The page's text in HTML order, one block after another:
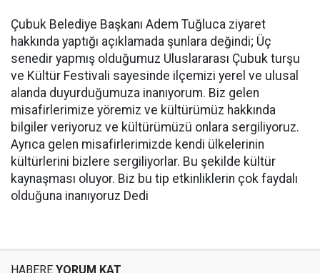
Çubuk Belediye Başkanı Adem Tuğluca ziyaret
hakkında yaptığı açıklamada şunlara değindi; Üç
senedir yapmış olduğumuz Uluslararası Çubuk turşu
ve Kültür Festivali sayesinde ilçemizi yerel ve ulusal
alanda duyurduğumuza inanıyorum. Biz gelen
misafirlerimize yöremiz ve kültürümüz hakkında
bilgiler veriyoruz ve kültürümüzü onlara sergiliyoruz.
Ayrıca gelen misafirlerimizde kendi ülkelerinin
kültürlerini bizlere sergiliyorlar. Bu şekilde kültür
kaynaşması oluyor. Biz bu tip etkinliklerin çok faydalı
olduğuna inanıyoruz Dedi
HABERE YORUM KAT